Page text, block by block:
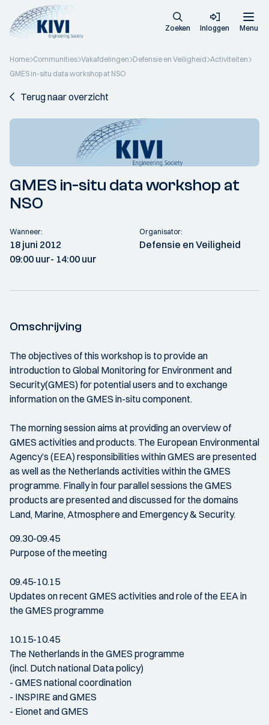
Zoeken Inloggen Menu
Home Communities Vakafdelingen Defensie en Veiligheid Activiteiten
GMES in-situ data workshop at NSO
Terug naar overzicht
GMES in-situ data workshop at
NSO
Wanneer:
18 juni 2012
09:00 uur- 14:00 uur
Organisator:
Defensie en Veiligheid
Omschrijving
The objectives of this workshop is to provide an
introduction to Global Monitoring for Environment and
Security(GMES) for potential users and to exchange
information on the GMES in-situ component.
The morning session aims at providing an overview of
GMES activities and products. The European Environmental
Agency’s (EEA) responsibilities within GMES are presented
as well as the Netherlands activities within the GMES
programme. Finally in four parallel sessions the GMES
products are presented and discussed for the domains
Land, Marine, Atmosphere and Emergency & Security.
09.30-09.45
Purpose of the meeting
09.45-10.15
Updates on recent GMES activities and role of the EEA in
the GMES programme
10.15-10.45
The Netherlands in the GMES programme
(incl. Dutch national Data policy)
- GMES national coordination
- INSPIRE and GMES
- Eionet and GMES